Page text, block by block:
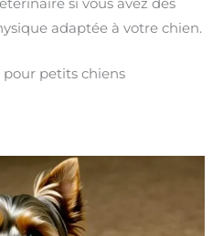
si vous avez des
adaptée à votre chien.
petits chiens